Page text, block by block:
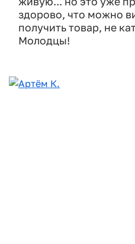
здорово, что можно
получить товар, не
Молодцы!